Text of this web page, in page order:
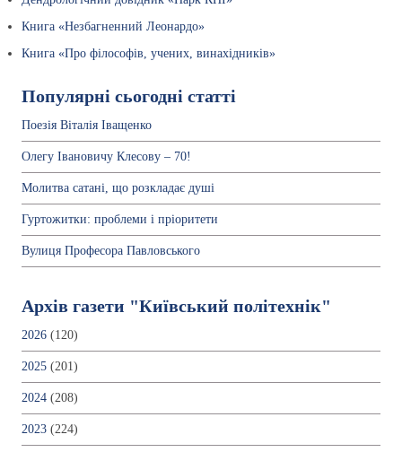
Книга «Незбагненний Леонардо»
Книга «Про філософів, учених, винахідників»
Популярні сьогодні статті
Поезія Віталія Іващенко
Олегу Івановичу Клесову – 70!
Молитва сатані, що розкладає душі
Гуртожитки: проблеми і пріоритети
Вулиця Професора Павловського
Архів газети "Київський політехнік"
2026 (120)
2025 (201)
2024 (208)
2023 (224)